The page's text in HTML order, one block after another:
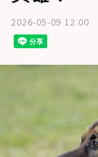
2026-05-09 12:00